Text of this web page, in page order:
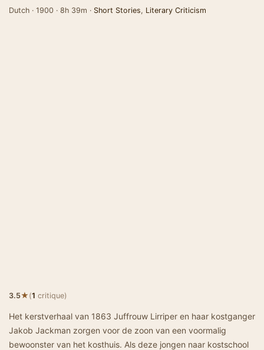
Dutch · 1900 · 8h 39m · Short Stories, Literary Criticism
3.5★(1 critique)
Het kerstverhaal van 1863 Juffrouw Lirriper en haar kostganger
Jakob Jackman zorgen voor de zoon van een voormalig
bewoonster van het kosthuis. Als deze jongen naar kostschool